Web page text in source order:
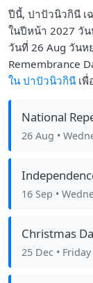
ปีนี้, ปาปัวนิวกินี เ
ในปีหน้า 2027 วั
วันที่ 26 Aug วันห
Remembrance
ใน ปาปัวนิวกินี เ
National
26 Aug •
16 Sep •
Christmas
25 Dec • Friday